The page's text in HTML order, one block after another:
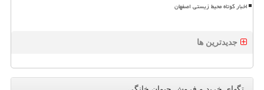
اخبار کوتاه محیط زیستی اصفهان
جدیدترین ها